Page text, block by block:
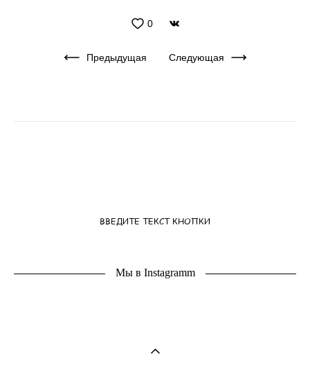
0
Предыдущая Следующая
ВВЕДИТЕ ТЕКСТ КНОПКИ
Мы в Instagramm